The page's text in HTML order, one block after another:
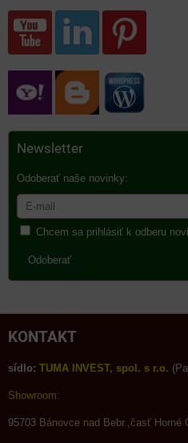
Newsletter
Odoberať naše novinky:
Chcem sa prihlásiť k odberu
Odoberať
KONTAKT
sídlo: TUMA INVEST, spol. s r.o.
Showroom:
95703 Bánovce nad Bebr.,časť Horné